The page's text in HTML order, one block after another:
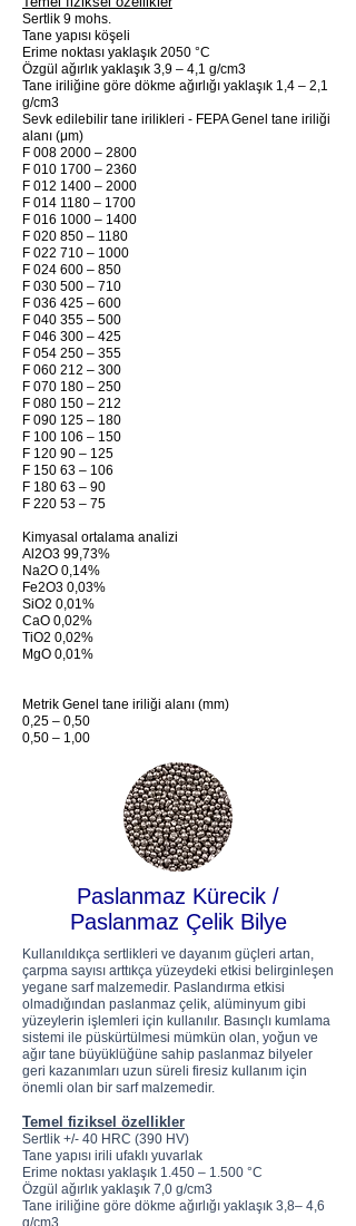
Sertlik 9 mohs.
Tane yapısı köşeli
Erime noktası yaklaşık 2050 °C
Özgül ağırlık yaklaşık 3,9 – 4,1 g/cm3
Tane iriliğine göre dökme ağırlığı yaklaşık 1,4 – 2,1
g/cm3
Sevk edilebilir tane irilikleri - FEPA Genel tane iriliği
alanı (μm)
F 008 2000 – 2800
F 010 1700 – 2360
F 012 1400 – 2000
F 014 1180 – 1700
F 016 1000 – 1400
F 020 850 – 1180
F 022 710 – 1000
F 024 600 – 850
F 030 500 – 710
F 036 425 – 600
F 040 355 – 500
F 046 300 – 425
F 054 250 – 355
F 060 212 – 300
F 070 180 – 250
F 080 150 – 212
F 090 125 – 180
F 100 106 – 150
F 120 90 – 125
F 150 63 – 106
F 180 63 – 90
F 220 53 – 75
Kimyasal ortalama analizi
Al2O3 99,73%
Na2O 0,14%
Fe2O3 0,03%
SiO2 0,01%
CaO 0,02%
TiO2 0,02%
MgO 0,01%
Metrik Genel tane iriliği alanı (mm)
0,25 – 0,50
0,50 – 1,00
Paslanmaz Kürecik /
Paslanmaz Çelik Bilye
Kullanıldıkça sertlikleri ve dayanım güçleri artan,
çarpma sayısı arttıkça yüzeydeki etkisi belirginleşen
yegane sarf malzemedir. Paslandırma etkisi
olmadığından paslanmaz çelik, alüminyum gibi
yüzeylerin işlemleri için kullanılır. Basınçlı kumlama
sistemi ile püskürtülmesi mümkün olan, yoğun ve
ağır tane büyüklüğüne sahip paslanmaz bilyeler
geri kazanımları uzun süreli firesiz kullanım için
önemli olan bir sarf malzemedir.
Temel fiziksel özellikler
Sertlik +/- 40 HRC (390 HV)
Tane yapısı irili ufaklı yuvarlak
Erime noktası yaklaşık 1.450 – 1.500 °C
Özgül ağırlık yaklaşık 7,0 g/cm3
Tane iriliğine göre dökme ağırlığı yaklaşık 3,8– 4,6
g/cm3